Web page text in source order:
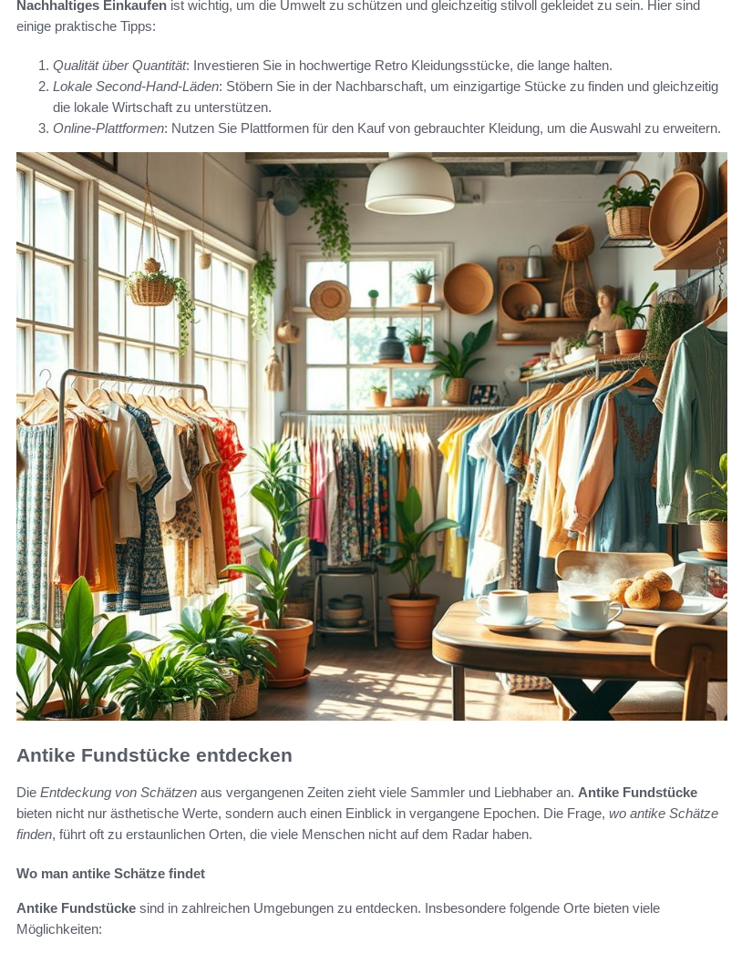
Nachhaltiges Einkaufen ist wichtig, um die Umwelt zu schützen und gleichzeitig stilvoll gekleidet zu sein. Hier sind
einige praktische Tipps:
Qualität über Quantität: Investieren Sie in hochwertige Retro Kleidungsstücke, die lange halten.
Lokale Second-Hand-Läden: Stöbern Sie in der Nachbarschaft, um einzigartige Stücke zu finden und gleichzeitig
die lokale Wirtschaft zu unterstützen.
Online-Plattformen: Nutzen Sie Plattformen für den Kauf von gebrauchter Kleidung, um die Auswahl zu erweitern.
Antike Fundstücke entdecken
Die Entdeckung von Schätzen aus vergangenen Zeiten zieht viele Sammler und Liebhaber an. Antike Fundstücke
bieten nicht nur ästhetische Werte, sondern auch einen Einblick in vergangene Epochen. Die Frage, wo antike Schätze
finden, führt oft zu erstaunlichen Orten, die viele Menschen nicht auf dem Radar haben.
Wo man antike Schätze findet
Antike Fundstücke sind in zahlreichen Umgebungen zu entdecken. Insbesondere folgende Orte bieten viele
Möglichkeiten: